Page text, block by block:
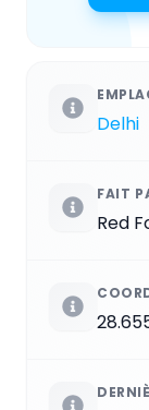
Delhi
FAIT
Red